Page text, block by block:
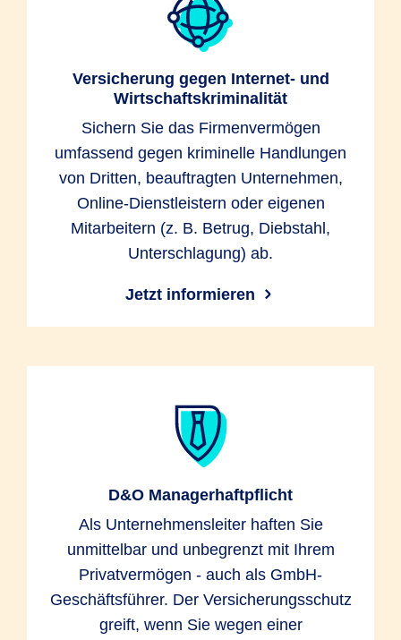
Versicherung gegen Internet- und
Wirtschaftskriminalität
Sichern Sie das Firmenvermögen
umfassend gegen kriminelle Handlungen
von Dritten, beauftragten Unternehmen,
Online-Dienstleistern oder eigenen
Mitarbeitern (z. B. Betrug, Diebstahl,
Unterschlagung) ab.
Jetzt informieren
D&O Managerhaftpflicht
Als Unternehmensleiter haften Sie
unmittelbar und unbegrenzt mit Ihrem
Privatvermögen - auch als GmbH-
Geschäftsführer. Der Versicherungsschutz
greift, wenn Sie wegen einer